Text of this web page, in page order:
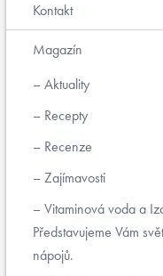
Kontakt
Magazín
Aktuality
Recepty
Recenze
Zajímavosti
Vitaminová voda a
Představujeme Vám
nápojů.